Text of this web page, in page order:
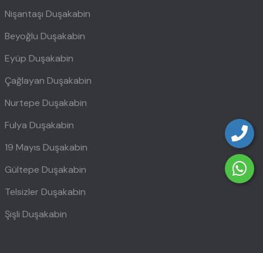
Nişantaşı Duşakabin
Beyoğlu Duşakabin
Eyüp Duşakabin
Çağlayan Duşakabin
Nurtepe Duşakabin
Fulya Duşakabin
19 Mayıs Duşakabin
Gültepe Duşakabin
Telsizler Duşakabin
Şişli Duşakabin